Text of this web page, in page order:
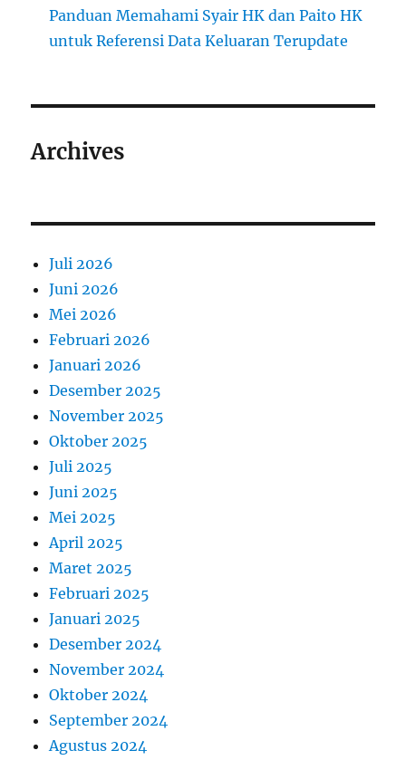
Panduan Memahami Syair HK dan Paito HK
untuk Referensi Data Keluaran Terupdate
Archives
Juli 2026
Juni 2026
Mei 2026
Februari 2026
Januari 2026
Desember 2025
November 2025
Oktober 2025
Juli 2025
Juni 2025
Mei 2025
April 2025
Maret 2025
Februari 2025
Januari 2025
Desember 2024
November 2024
Oktober 2024
September 2024
Agustus 2024